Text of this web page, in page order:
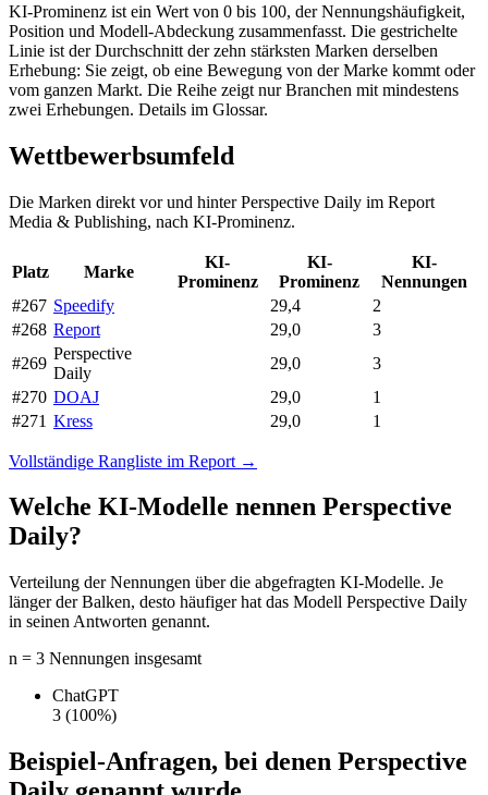
KI-Prominenz ist ein Wert von 0 bis 100, der Nennungshäufigkeit,
Position und Modell-Abdeckung zusammenfasst. Die gestrichelte
Linie ist der Durchschnitt der zehn stärksten Marken derselben
Erhebung: Sie zeigt, ob eine Bewegung von der Marke kommt oder
vom ganzen Markt. Die Reihe zeigt nur Branchen mit mindestens
zwei Erhebungen. Details im Glossar.
Wettbewerbsumfeld
Die Marken direkt vor und hinter Perspective Daily im Report
Media & Publishing, nach KI-Prominenz.
Platz Marke
KI-
Prominenz
KI-
Prominenz
KI-
Nennungen
#267 Speedify 29,4
2
#268 Report 29,0
3
#269
Perspective
Daily
29,0
3
#270 DOAJ 29,0
1
#271 Kress 29,0 1
Vollständige Rangliste im Report →
Welche KI-Modelle nennen Perspective
Daily?
Verteilung der Nennungen über die abgefragten KI-Modelle. Je
länger der Balken, desto häufiger hat das Modell Perspective Daily
in seinen Antworten genannt.
n = 3 Nennungen insgesamt
ChatGPT
3 (100%)
Beispiel-Anfragen, bei denen Perspective